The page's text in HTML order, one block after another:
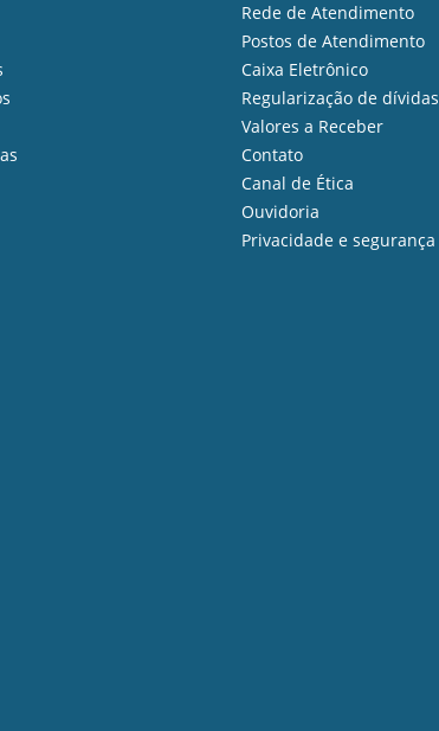
Rede de Atendimento
Postos de Atendimento
Caixa Eletrônico
Regularização de dívidas
Valores a Receber
Contato
Canal de Ética
Ouvidoria
Privacidade e segurança